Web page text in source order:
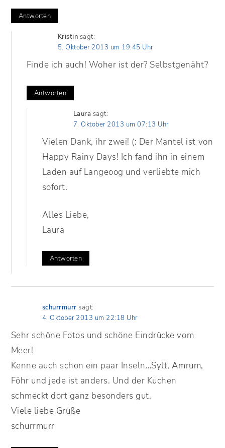
Antworten
Kristin sagt:
5. Oktober 2013 um 19:45 Uhr
Finde ich auch! Woher ist der? Selbstgenäht?
Antworten
Laura sagt:
7. Oktober 2013 um 07:13 Uhr
Vielen Dank, ihr zwei! (: Der Mantel ist von
Happy Rainy Days! Ich fand ihn in einem
Laden auf Langeoog und verliebte mich
sofort.
Alles Liebe,
Laura
Antworten
schurrmurr sagt:
4. Oktober 2013 um 22:18 Uhr
Sehr schöne Fotos und schöne Eindrücke vom
Meer!
Kenne auch schon ein paar Inseln…Sylt, Amrum,
Föhr und jede ist anders. Und der Kuchen
schmeckt dort ganz besonders gut.
Viele liebe Grüße
schurrmurr